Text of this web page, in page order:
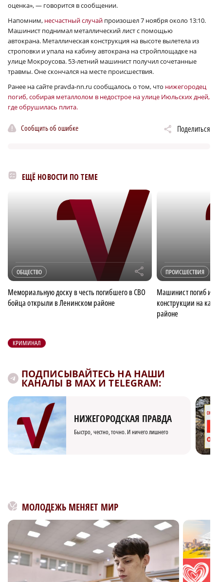
оценка», — говорится в сообщении.
Напомним, несчастный случай произошел 7 ноября около 13:10.
Машинист поднимал металлический лист с помощью
автокрана. Металлическая конструкция на высоте вылетела из
строповки и упала на кабину автокрана на стройплощадке на
улице Мокроусова. 53-летний машинист получил сочетанные
травмы. Оне скончался на месте происшествия.
Ранее на сайте pravda-nn.ru сообщалось о том, что нижегородец
погиб, собирая металлолом в недострое на улице Июльских дней,
где обрушилась плита.
Сообщить об ошибке Поделиться
ЕЩЁ НОВОСТИ ПО ТЕМЕ
ОБЩЕСТВО r
Мемориальную доску в честь погибшего в СВО
бойца открыли в Ленинском районе
ПРОИСШЕСТВИЯ
Машинист погиб
конструкции на
районе
КРИМИНАЛ
ПОДПИСЫВАЙТЕСЬ НА НАШИ
КАНАЛЫ В MAX И TELEGRAM:
НИЖЕГОРОДСКАЯ ПРАВДА
Быстро, честно, точно. И ничего лишнего
МОЛОДЕЖЬ МЕНЯЕТ МИР